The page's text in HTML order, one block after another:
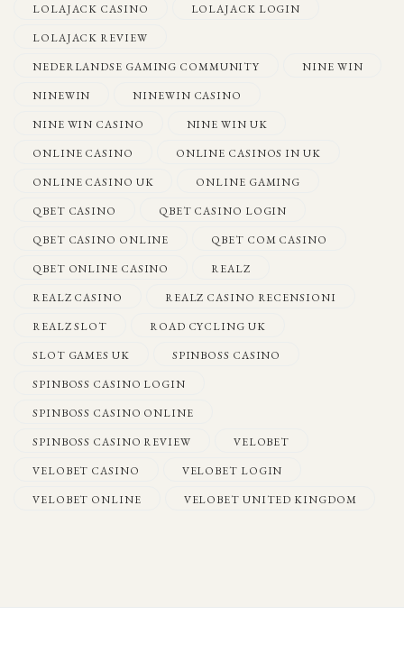
LOLAJACK CASINO
LOLAJACK LOGIN
LOLAJACK REVIEW
NEDERLANDSE GAMING COMMUNITY
NINE WIN
NINEWIN
NINEWIN CASINO
NINE WIN CASINO
NINE WIN UK
ONLINE CASINO
ONLINE CASINOS IN UK
ONLINE CASINO UK
ONLINE GAMING
QBET CASINO
QBET CASINO LOGIN
QBET CASINO ONLINE
QBET COM CASINO
QBET ONLINE CASINO
REALZ
REALZ CASINO
REALZ CASINO RECENSIONI
REALZ SLOT
ROAD CYCLING UK
SLOT GAMES UK
SPINBOSS CASINO
SPINBOSS CASINO LOGIN
SPINBOSS CASINO ONLINE
SPINBOSS CASINO REVIEW
VELOBET
VELOBET CASINO
VELOBET LOGIN
VELOBET ONLINE
VELOBET UNITED KINGDOM